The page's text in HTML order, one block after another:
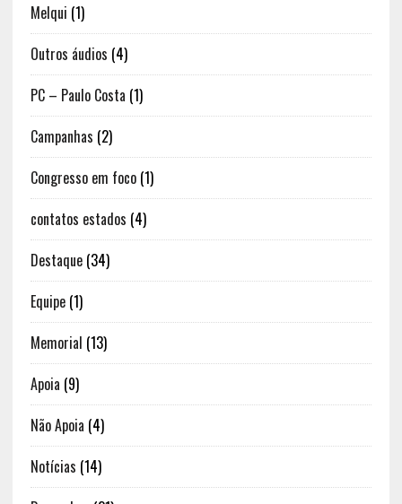
Melqui (1)
Outros áudios (4)
PC – Paulo Costa (1)
Campanhas (2)
Congresso em foco(1)
contatos estados (4)
Destaque(34)
Equipe(1)
Memorial (13)
Apoia (9)
Não Apoia (4)
Notícias (14)